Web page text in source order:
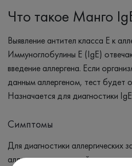
Что такое Манго
Выявление антител класса Е к
Иммуноглобулины Е (IgE)
введение аллергена. Если
данным аллергеном, тест будет
Назначается для диагностики
Симптомы
Для диагностики аллергических
аллергия, атопический